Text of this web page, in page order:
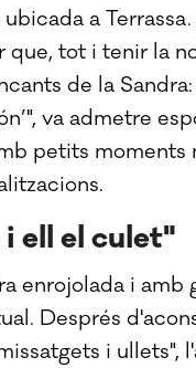
a
que, tot i tenir la
de la
va admetre
petits moments
i ell el culet"
enrojolada i
Després
i ullets",